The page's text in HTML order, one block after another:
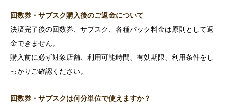
回数券・サブスク購入後のご返金について
決済完了後の回数券、サブスク、各種パック料金は原則として返
金できません。
購入前に必ず対象店舗、利用可能時間、有効期限、利用条件をし
っかりご確認ください。
回数券・サブスクは何分単位で使えますか？